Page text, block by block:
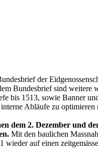
der
Bundesbrief sind weitere
bis 1513, sowie Banner
Abläufe zu
dem 2. Dezember und
Mit den baulichen
auf einen